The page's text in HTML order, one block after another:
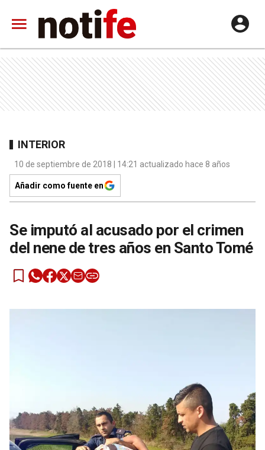
INTERIOR
10 de septiembre de 2018 | 14:21 actualizado hace 8 años
Añadir como fuente en
Se imputó al acusado por el crimen
del nene de tres años en Santo Tomé